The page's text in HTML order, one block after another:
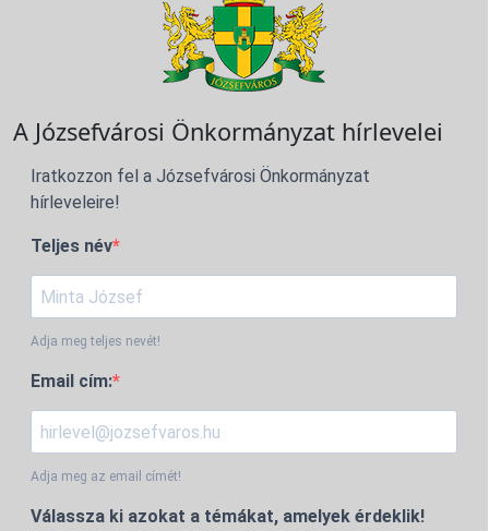
A Józsefvárosi Önkormányzat hírlevelei
Iratkozzon fel a Józsefvárosi Önkormányzat
hírleveleire!
Teljes név
Adja meg teljes nevét!
Email cím:
Adja meg az email címét!
Válassza ki azokat a témákat, amelyek érdeklik!